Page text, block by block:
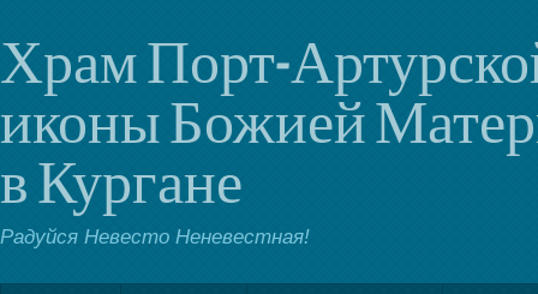
Храм Порт-
иконы Божией
в Кургане
Радуйся Невесто Неневестная!